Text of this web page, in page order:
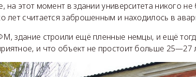
на этот момент в здании университета никого
лет считается заброшенным и находилось в
здание строили ещё пленные немцы, и ещё
и что объект не простоит больше 25—27